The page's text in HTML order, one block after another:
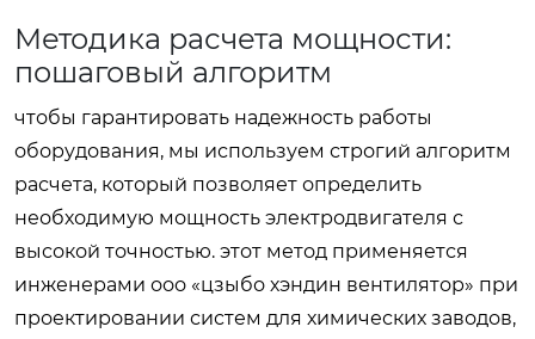
Методика расчета мощности:
пошаговый алгоритм
чтобы гарантировать надежность работы
оборудования, мы используем строгий алгоритм
расчета, который позволяет определить
необходимую мощность электродвигателя с
высокой точностью. этот метод применяется
инженерами ооо «цзыбо хэндин вентилятор» при
проектировании систем для химических заводов,